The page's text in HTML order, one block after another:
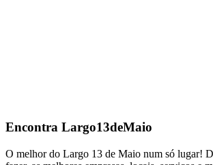
Encontra Largo13deMaio
O melhor do Largo 13 de Maio num só lugar!